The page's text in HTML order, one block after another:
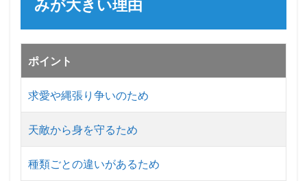
みが大きい理由
ポイント
求愛や縄張り争いのため
天敵から身を守るため
種類ごとの違いがあるため